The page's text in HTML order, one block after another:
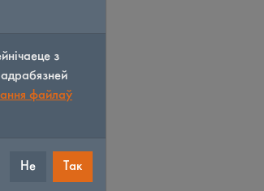
з
файлаў
Не Так